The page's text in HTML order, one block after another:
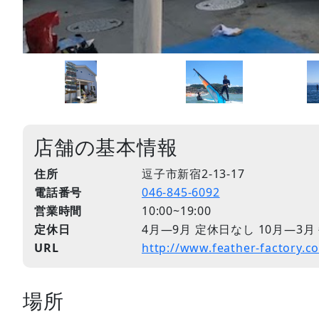
店舗の基本情報
住所
逗子市新宿2-13-17
電話番号
046-845-6092
営業時間
10:00~19:00
定休日
4月―9月 定休日なし 10月―3月
URL
http://www.feather-
場所